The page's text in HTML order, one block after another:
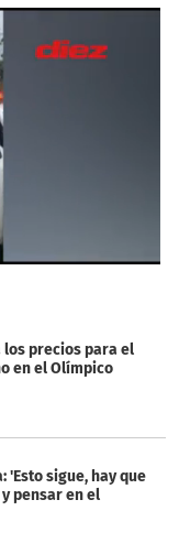
precios para el
en el Olímpico
'Esto sigue, hay que
pensar en el